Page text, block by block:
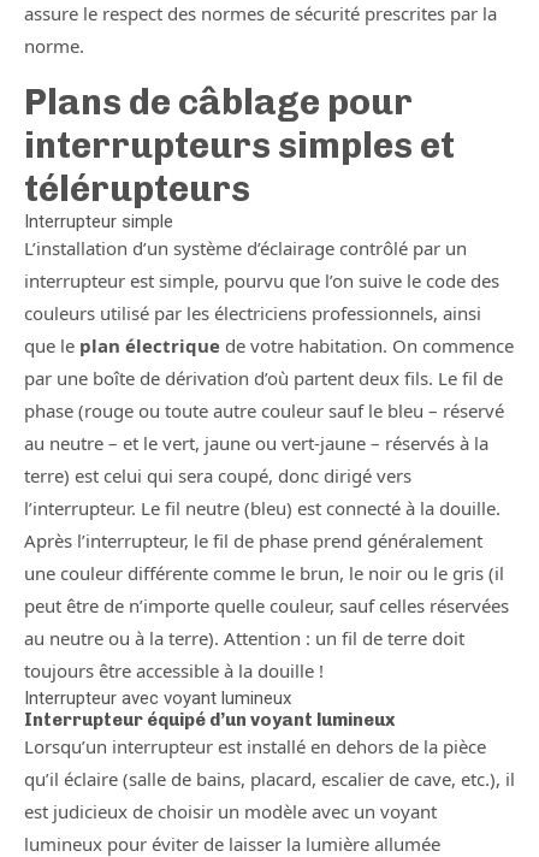
assure le respect des normes de sécurité prescrites par la
norme.
Plans de câblage pour
interrupteurs simples et
télérupteurs
Interrupteur simple
L’installation d’un système d’éclairage contrôlé par un
interrupteur est simple, pourvu que l’on suive le code des
couleurs utilisé par les électriciens professionnels, ainsi
que le plan électrique de votre habitation. On commence
par une boîte de dérivation d’où partent deux fils. Le fil de
phase (rouge ou toute autre couleur sauf le bleu – réservé
au neutre – et le vert, jaune ou vert-jaune – réservés à la
terre) est celui qui sera coupé, donc dirigé vers
l’interrupteur. Le fil neutre (bleu) est connecté à la douille.
Après l’interrupteur, le fil de phase prend généralement
une couleur différente comme le brun, le noir ou le gris (il
peut être de n’importe quelle couleur, sauf celles réservées
au neutre ou à la terre). Attention : un fil de terre doit
toujours être accessible à la douille !
Interrupteur avec voyant lumineux
Interrupteur équipé d’un voyant lumineux
Lorsqu’un interrupteur est installé en dehors de la pièce
qu’il éclaire (salle de bains, placard, escalier de cave, etc.), il
est judicieux de choisir un modèle avec un voyant
lumineux pour éviter de laisser la lumière allumée